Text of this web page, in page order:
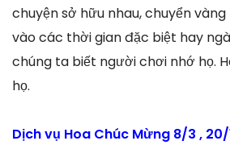
chuyện sở hữu nhau, chuyển
vào các thời gian đặc biệt hay
chúng ta biết người chơi nhớ họ.
họ.
Dịch vụ Hoa Chúc Mừng 8/3 ,